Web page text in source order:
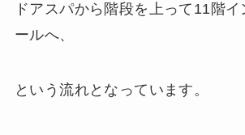
ドアスパから階段を上って11階
ールへ、
という流れとなっています。